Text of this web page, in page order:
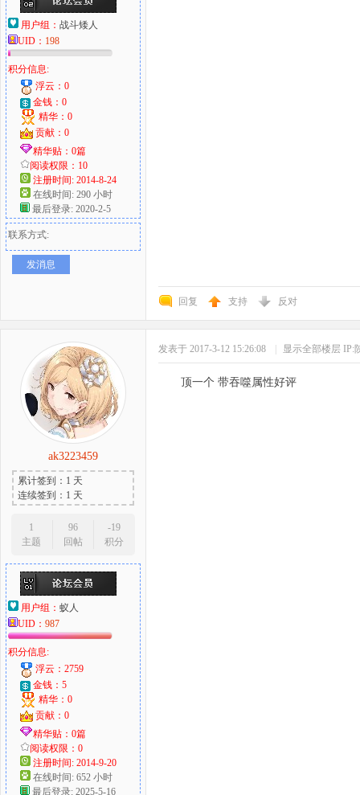
用户组： 战斗矮人
UID： 198
积分信息:
浮云：0
金钱：0
精华：0
贡献：0
精华贴：0篇
阅读权限：10
注册时间: 2014-8-24
在线时间: 290 小时
最后登录: 2020-2-5
联系方式:
发消息
回复 支持 反对
ak3223459
累计签到：1 天
连续签到：1 天
1
主题
96
回帖
-19
积分
用户组： 蚁人
UID： 987
积分信息:
浮云：2759
金钱：5
精华：0
贡献：0
精华贴：0篇
阅读权限：0
注册时间: 2014-9-20
在线时间: 652 小时
最后登录: 2025-5-16
发表于 2017-3-12 15:26:08 显示全部楼层 IP:
顶一个 带吞噬属性好评